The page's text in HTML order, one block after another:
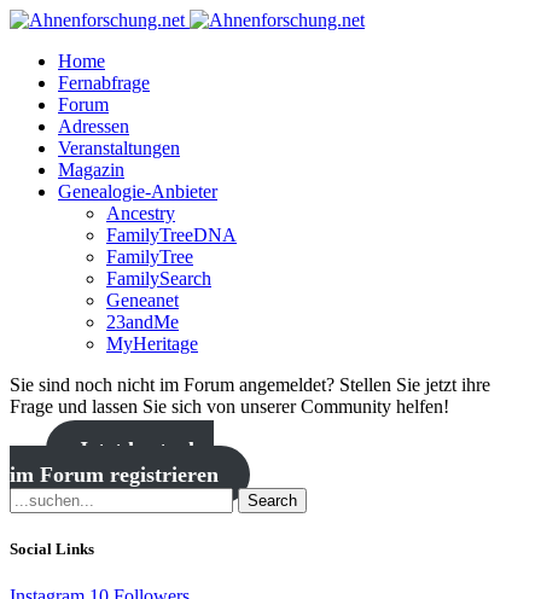
Home
Fernabfrage
Forum
Adressen
Veranstaltungen
Magazin
Genealogie-Anbieter
Ancestry
FamilyTreeDNA
FamilyTree
FamilySearch
Geneanet
23andMe
MyHeritage
Sie sind noch nicht im Forum angemeldet? Stellen Sie jetzt ihre
Frage und lassen Sie sich von unserer Community helfen!
Jetzt kostenlos
im Forum registrieren
Search
Social Links